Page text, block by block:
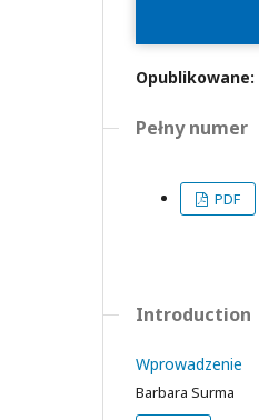
Opublikowane:
Pełny numer
PDF
Introduction
Wprowadzenie
Barbara Surma